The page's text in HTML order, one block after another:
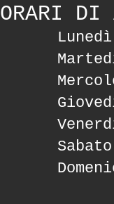
ORARI DI